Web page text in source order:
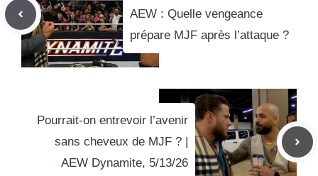
AEW : Quelle vengeance
prépare MJF après l’attaque ?
Pourrait-on entrevoir l’avenir
sans cheveux de MJF ? |
AEW Dynamite, 5/13/26